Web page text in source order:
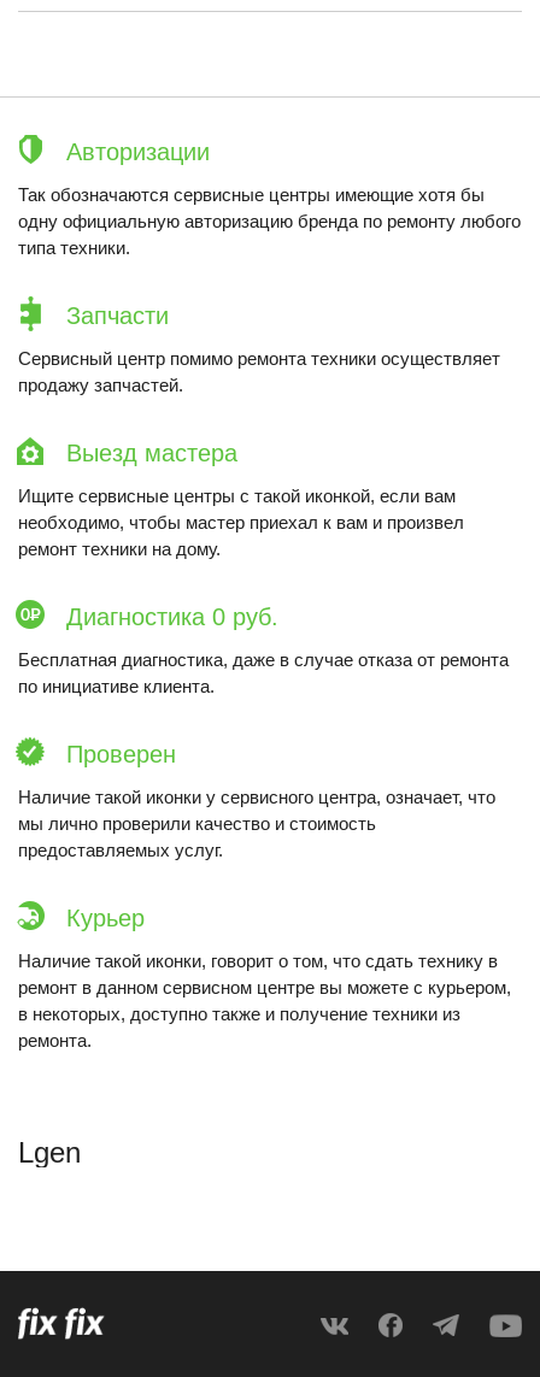
Авторизации
Так обозначаются сервисные центры имеющие хотя бы
одну официальную авторизацию бренда по ремонту любого
типа техники.
Запчасти
Сервисный центр помимо ремонта техники осуществляет
продажу запчастей.
Выезд мастера
Ищите сервисные центры с такой иконкой, если вам
необходимо, чтобы мастер приехал к вам и произвел
ремонт техники на дому.
Диагностика 0 руб.
Бесплатная диагностика, даже в случае отказа от ремонта
по инициативе клиента.
Проверен
Наличие такой иконки у сервисного центра, означает, что
мы лично проверили качество и стоимость
предоставляемых услуг.
Курьер
Наличие такой иконки, говорит о том, что сдать технику в
ремонт в данном сервисном центре вы можете с курьером,
в некоторых, доступно также и получение техники из
ремонта.
Lgen